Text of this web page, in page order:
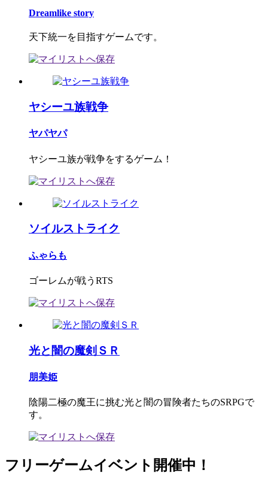
Dreamlike story
天下統一を目指すゲームです。
ヤシーユ族戦争
ヤパヤパ
ヤシーユ族が戦争をするゲーム！
ソイルストライク
ふゃらも
ゴーレムが戦うRTS
光と闇の魔剣ＳＲ
朋美姫
陰陽二極の魔王に挑む光と闇の冒険者たちのSRPGで
す。
フリーゲームイベント開催中！